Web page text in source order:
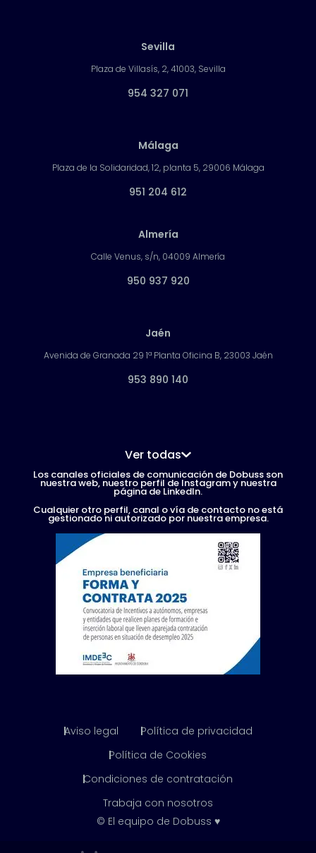
Sevilla
Plaza de Villasís, 2, 41003, Sevilla
954 327 071
Málaga
Plaza de la Solidaridad, 12, planta 5, 29006 Málaga
951 204 612
Almería
Calle Venus, s/n, 04009 Almería
950 937 920
Jaén
Avenida de Granada 29 1ª Planta Oficina B, 23003 Jaén
953 890 140
Ver todas
Los canales oficiales de comunicación de Dobuss son
nuestra web, nuestro perfil de Instagram y nuestra
página de LinkedIn.
Cualquier otro perfil, canal o vía de contacto no está
gestionado ni autorizado por nuestra empresa.
Aviso legal
Política de privacidad
Política de Cookies
Condiciones de contratación
Trabaja con nosotros
© El equipo de Dobuss ♥